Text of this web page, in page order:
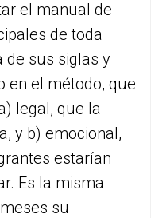
el manual de
de toda
de sus siglas y
en el método, que
legal, que la
y b) emocional,
estarían
Es la misma
su